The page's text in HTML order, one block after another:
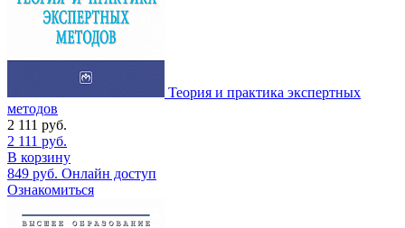
Теория и практика экспертных
методов
2 111 руб.
2 111 руб.
В корзину
849 руб. Онлайн доступ
Ознакомиться